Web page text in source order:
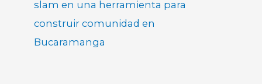
slam en una herramienta para
construir comunidad en
Bucaramanga